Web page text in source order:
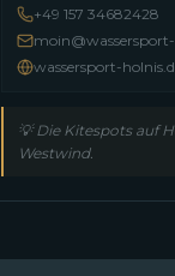
+49 157 34682428
wassersport-
💡Die Kitespots auf
Westwind.